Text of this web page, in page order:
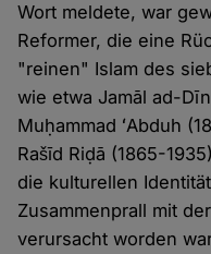
Wort meldete, war
Reformer, die eine
"reinen" Islam des
wie etwa Jamāl ad-
Muḥammad ʻAbduh
Rašīd Riḍā (1865-
die kulturellen
Zusammenprall mit
verursacht worden